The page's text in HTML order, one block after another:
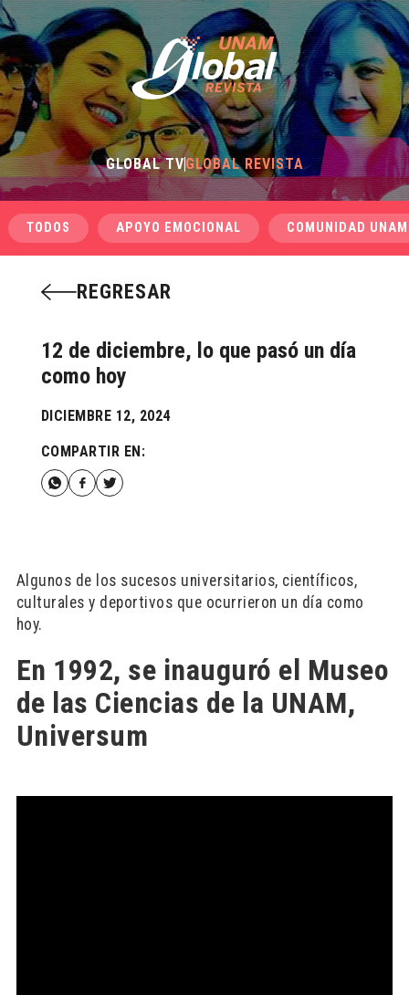
GLOBAL TVGLOBAL REVISTA
TODOS APOYO EMOCIONAL COMUNIDAD UNAM
REGRESAR
12 de diciembre, lo que pasó un día
como hoy
DICIEMBRE 12, 2024
COMPARTIR EN:
Algunos de los sucesos universitarios, científicos,
culturales y deportivos que ocurrieron un día como
hoy.
En 1992, se inauguró el Museo
de las Ciencias de la UNAM,
Universum